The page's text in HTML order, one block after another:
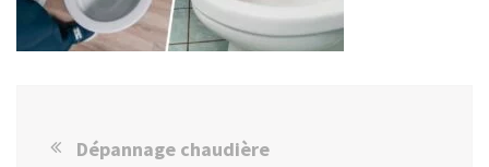
Dépannage chaudière